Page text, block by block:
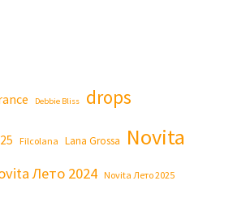
Debbie Bliss drops
Filcolana Lana Grossa Novita
Лето 2024 Novita Лето 2025